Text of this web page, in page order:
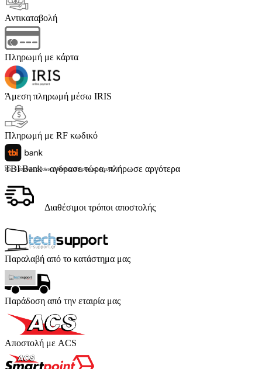
Αντικαταβολή
Πληρωμή με κάρτα
Άμεση πληρωμή μέσω IRIS
Πληρωμή με RF κωδικό
TBI Bank - αγόρασε τώρα, πλήρωσε αργότερα
Με 4 άτοκες δόσεις (κόστος υπηρεσίας 4 ευρώ)
Διαθέσιμοι τρόποι αποστολής
Παραλαβή από το κατάστημα μας
Παράδοση από την εταιρία μας
Αποστολή με ACS